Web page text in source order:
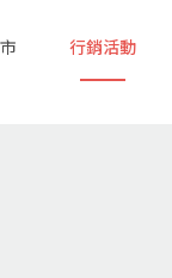
行銷活動